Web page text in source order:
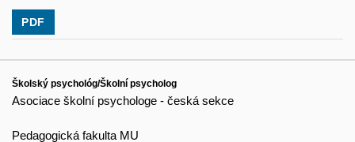
PDF
Školský psychológ/Školní psycholog
Asociace školní psychologe - česká sekce
Pedagogická fakulta MU